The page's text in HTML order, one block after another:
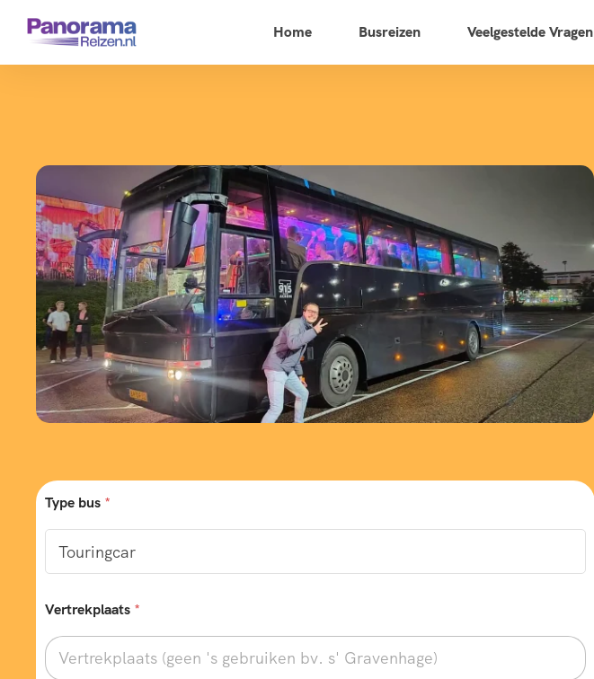
Home Busreizen Veelgestelde Vragen
Type bus *
Vertrekplaats *